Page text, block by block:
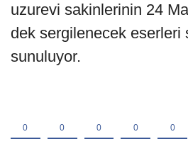
uzurevi sakinlerinin 24
dek sergilenecek eserleri
sunuluyor.